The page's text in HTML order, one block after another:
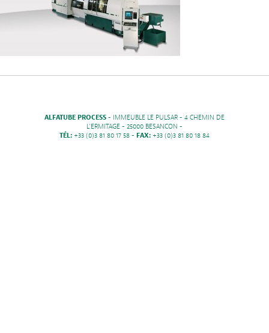
ALFATUBE PROCESS - IMMEUBLE LE PULSAR - 4 CHEMIN DE
L'ERMITAGE - 25000 BESANCON -
TÉL: +33 (0)3 81 80 17 58 - FAX: +33 (0)3 81 80 18 84